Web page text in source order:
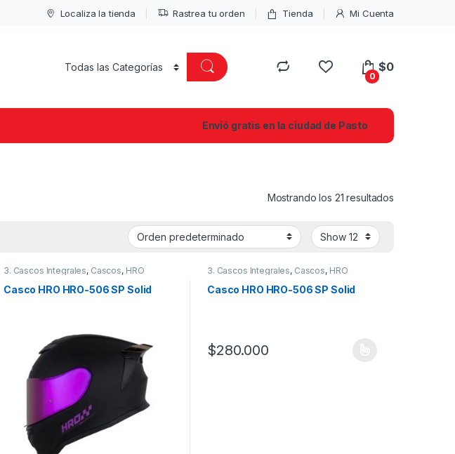
Localiza la tienda Rastrea tu orden Tienda Mi Cuenta
0
$0
Envió gratis en la ciudad de Pasto
Mostrando los 21 resultados
3. Cascos Integrales, Cascos, HRO
Casco HRO HRO-506 SP Solid
3. Cascos Integrales, Cascos, HRO
Casco HRO HRO-506 SP Solid
$280.000
Este producto tiene múltiples variantes. Las